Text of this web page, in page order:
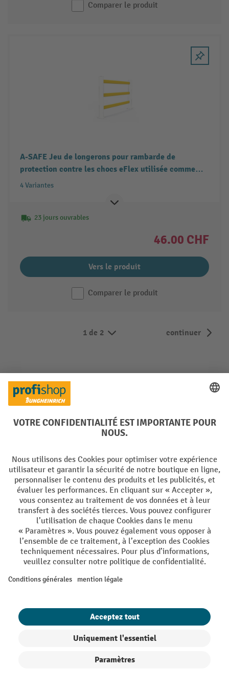
Comparer le produit
A-SAFE Jeu de longerons pour rambarde de
protection contre les chocs eFlex utilisée comme
séparation de voies piétonnes en MEMAPLEX®, pour
4 Variantes
23 jours ouvrables
46.00 CHF
Vers le produit
Comparer le produit
1 de 2 continuer
amortir les chocs
Les rambardes de sécurité sont un indispensable du secteur
industriel. En effet, fixées à des emplacements stratégiques,
elles assurent la protection des travailleurs et aussi du
matériel. Pour renforcer la sûreté dans vos locaux, un
élément élastique peut être ajouté au bas de la barrière. Il
absorbera les chocs en cas de collision et réduira ainsi les
dangers.
de l’industrie
Sur votre espace de travail, de nombreux véhiculent
ou même des poids lourds. Les salariés ayant un